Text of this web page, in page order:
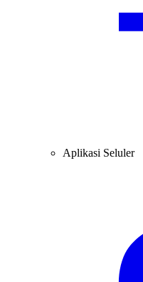
Aplikasi Seluler